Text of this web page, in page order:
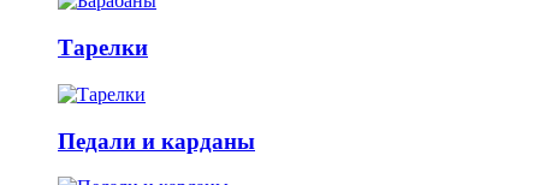
Тарелки
Педали и карданы